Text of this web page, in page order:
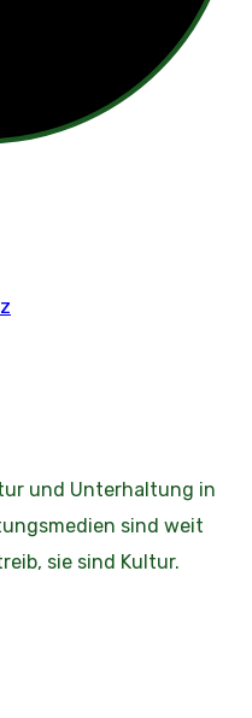
und Unterhaltung in
sind weit
sie sind Kultur.